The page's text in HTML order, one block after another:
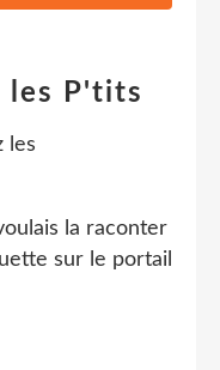
les P'tits
la raconter
sur le portail